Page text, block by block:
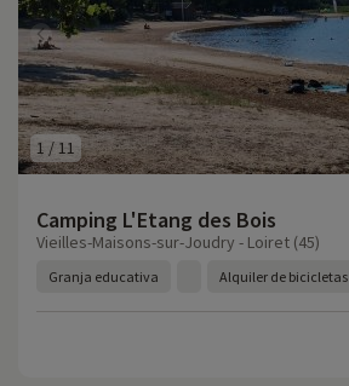
1 /11
Camping L'Etang des Bois
Vieilles-Maisons-sur-Joudry - Loiret (45)
Granja educativa Alquiler de bicicletas